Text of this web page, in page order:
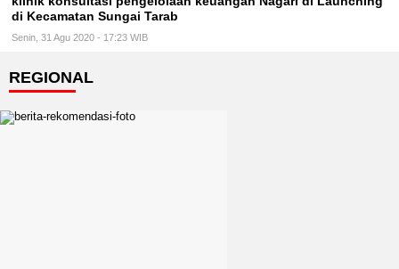
di Kecamatan Sungai Tarab
Senin, 31 Agu 2020 - 17:23 WIB
REGIONAL